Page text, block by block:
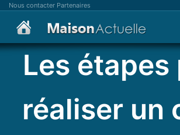
Skip
content
Nous contacter Partenaires
Les étapes
réaliser un